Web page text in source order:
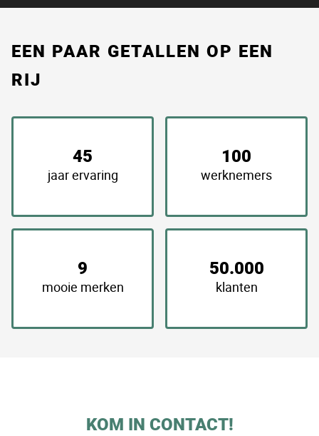
EEN PAAR GETALLEN OP EEN
RIJ
45
jaar ervaring
100
werknemers
9
mooie merken
50.000
klanten
KOM IN CONTACT!